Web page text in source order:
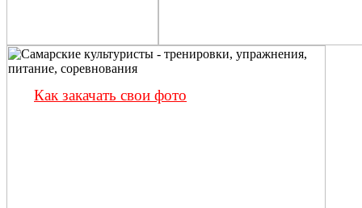
Как закачать свои фото